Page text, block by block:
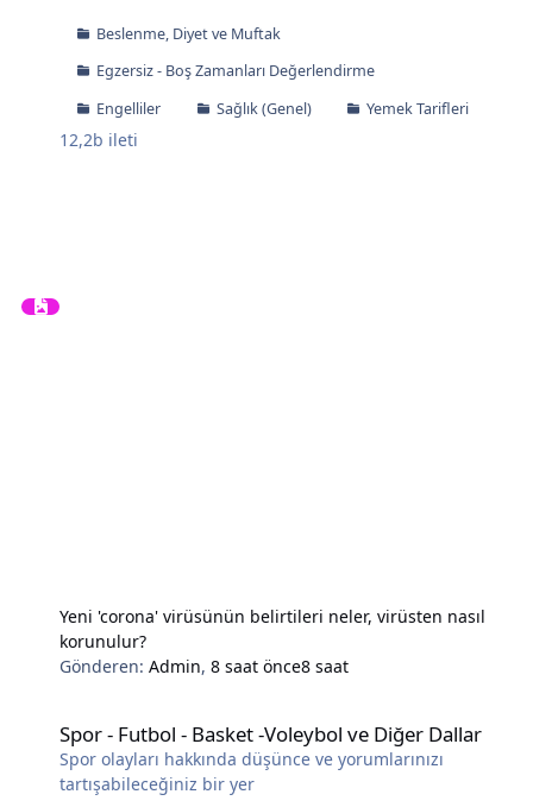
Beslenme, Diyet ve Muftak
Egzersiz - Boş Zamanları Değerlendirme
Engelliler
Sağlık (Genel) Yemek Tarifleri
12,2b ileti
Yeni 'corona' virüsünün belirtileri neler, virüsten nasıl
korunulur?
Gönderen:Admin,8 saat önce8 saat
Spor - Futbol - Basket -Voleybol ve Diğer Dallar
Spor olayları hakkında düşünce ve yorumlarınızı
tartışabileceğiniz bir yer